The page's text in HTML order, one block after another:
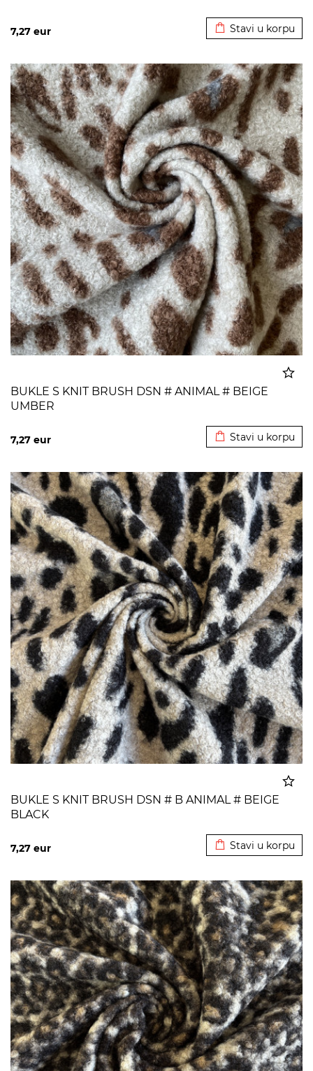
7,27 eur Stavi u korpu
BUKLE S KNIT BRUSH DSN # ANIMAL # BEIGE
UMBER
7,27 eur Stavi u korpu
BUKLE S KNIT BRUSH DSN # B ANIMAL # BEIGE
BLACK
7,27 eur Stavi u korpu